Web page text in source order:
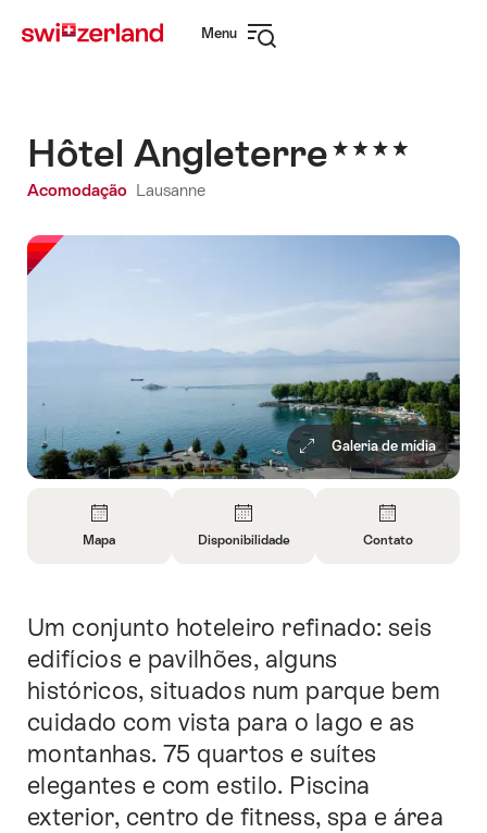
em
rápida
Menu
Hôtel Angleterre
Acomodação Lausanne
Galeria de mídia
Mapa
Mapa
Abrir
informações
disponibilidade
Disponibilidade
Contato
Contato
Introdução
Um conjunto hoteleiro refinado: seis
edifícios e pavilhões, alguns
históricos, situados num parque bem
cuidado com vista para o lago e as
montanhas. 75 quartos e suítes
elegantes e com estilo. Piscina
exterior, centro de fitness, spa e área